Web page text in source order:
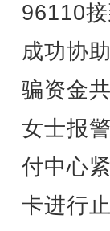
96110
成功协
骗资金
女士报
付中心
卡进行